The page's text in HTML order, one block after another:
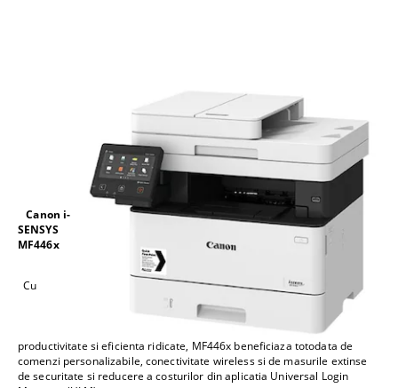
Canon i-
SENSYS
MF446x
Cu
productivitate si eficienta ridicate, MF446x beneficiaza totodata de
comenzi personalizabile, conectivitate wireless si de masurile extinse
de securitate si reducere a costurilor din aplicatia Universal Login